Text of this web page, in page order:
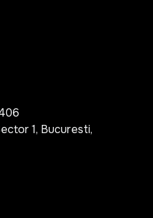
1, Bucuresti,